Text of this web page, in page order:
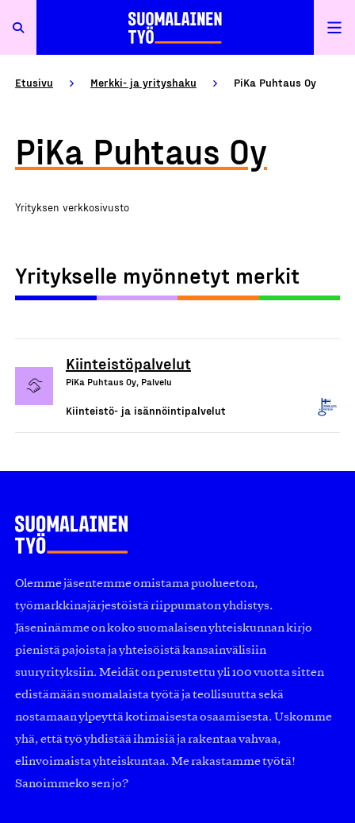
Etusivu Merkki- ja yrityshaku PiKa Puhtaus Oy
PiKa Puhtaus Oy
Yrityksen verkkosivusto
Yritykselle myönnetyt merkit
Kiinteistöpalvelut
PiKa Puhtaus Oy, Palvelu
Kiinteistö- ja isännöintipalvelut
Olemme jäsentemme omistama puolueeton,
työmarkkinajärjestöistä riippumaton yhdistys.
Jäseninämme on koko suomalaisen yhteiskunnan kirjo
pienistä pajoista ja yhteisöistä kansainvälisiin
suuryrityksiin. Meidät on perustettu yli 100 vuotta sitten
edistämään suomalaista työtä ja teollisuutta sekä
nostamaan ylpeyttä kotimaisesta osaamisesta. Uskomme
yhä, että työ yhdistää ihmisiä ja rakentaa vahvaa,
elinvoimaista yhteiskuntaa. Me rakastamme työtä!
Sanoimmeko sen jo?